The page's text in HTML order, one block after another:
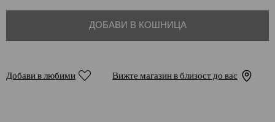
ДОБАВИ В КОШНИЦА
Добави в любими Вижте магазин в близост до вас